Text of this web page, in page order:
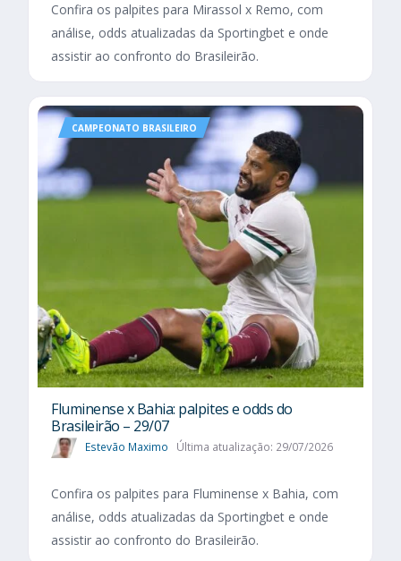
Confira os palpites para Mirassol x Remo, com
análise, odds atualizadas da Sportingbet e onde
assistir ao confronto do Brasileirão.
CAMPEONATO BRASILEIRO
Fluminense x Bahia: palpites e odds do
Brasileirão – 29/07
Estevão Maximo Última atualização: 29/07/2026
Confira os palpites para Fluminense x Bahia, com
análise, odds atualizadas da Sportingbet e onde
assistir ao confronto do Brasileirão.